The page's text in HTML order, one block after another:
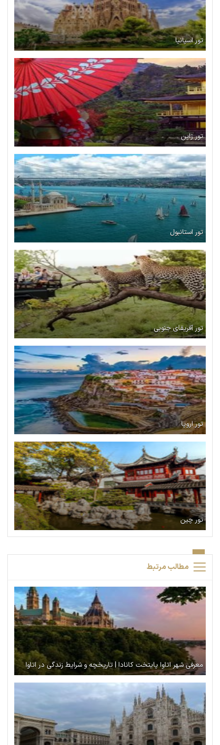
تور اسپانیا
تور ژاپن
تور استانبول
تور آفریقای جنوبی
تور اروپا
تور چین
مطالب مرتبط
معرفی شهر اتاوا پایتخت کانادا | تاریخچه و شرایط زندگی در اتاوا